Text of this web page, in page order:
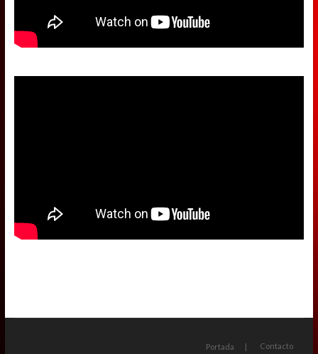
Portada Contacto